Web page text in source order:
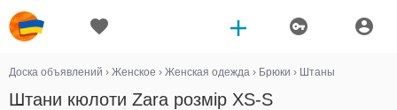
Доска объявлений › Женское › Женская одежда › Брюки › Штаны
Штани кюлоти Zara розмір XS-S